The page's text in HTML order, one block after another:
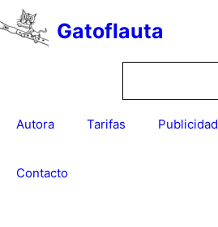
Saltar
al
contenido
Gatoflauta
Autora Tarifas Publicidad
Contacto